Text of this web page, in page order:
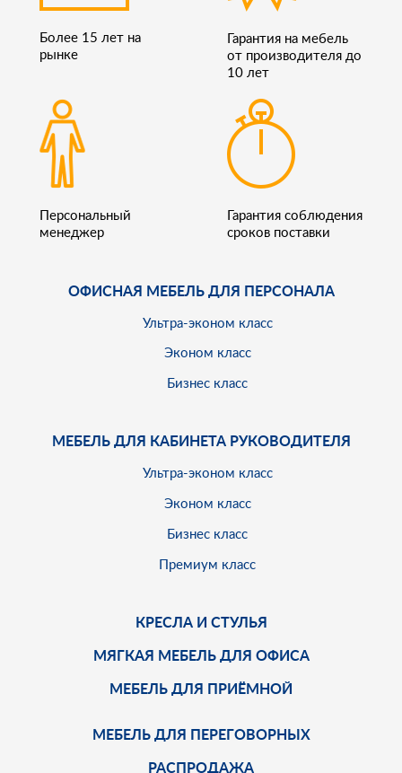
Более 15 лет на
рынке
Гарантия на мебель
от производителя до
10 лет
Персональный
менеджер
Гарантия соблюдения
сроков поставки
ОФИСНАЯ МЕБЕЛЬ ДЛЯ ПЕРСОНАЛА
Ультра-эконом класс
Эконом класс
Бизнес класс
МЕБЕЛЬ ДЛЯ КАБИНЕТА РУКОВОДИТЕЛЯ
Ультра-эконом класс
Эконом класс
Бизнес класс
Премиум класс
КРЕСЛА И СТУЛЬЯ
МЯГКАЯ МЕБЕЛЬ ДЛЯ ОФИСА
МЕБЕЛЬ ДЛЯ ПРИЁМНОЙ
МЕБЕЛЬ ДЛЯ ПЕРЕГОВОРНЫХ
РАСПРОДАЖА